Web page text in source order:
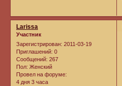
Larissa
Участник
Зарегистрирован: 2011-03-19
Приглашений: 0
Сообщений: 267
Пол: Женский
Провел на форуме:
4 дня 3 часа